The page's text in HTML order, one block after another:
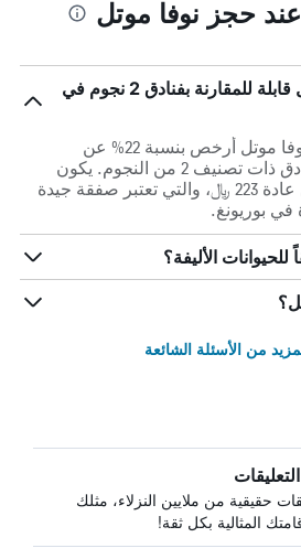
عند حجز نوفا موتل
هل الأسعار في نوفا موتل قابلة للمقارنة بفنادق 2 نجوم في
متوسط سعر الليلة في نوفا موتل أرخص بنسبة 22% عن
الوسطي في بوريونغ لفنادق ذات تصنيف 2 من النجوم. يكون
سعر الليلة في نوفا موتل عادة 223 ﷼، والتي تعتبر صفقة جيدة
في بوريونغ.
الأليفة؟
من الأسئلة الشائعة
حقيقية من ملايين النزلاء، مثلك
المثالية بكل ثقة!